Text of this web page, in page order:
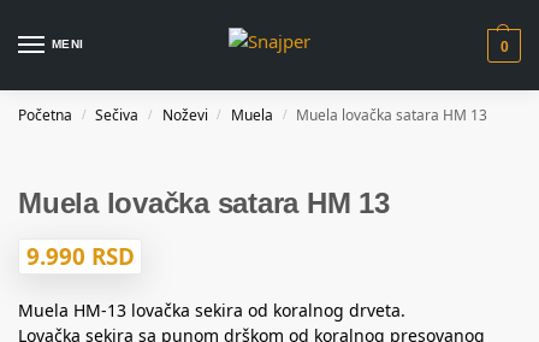
MENI 0
Početna / Sečiva / Noževi / Muela / Muela lovačka satara HM 13
Muela lovačka satara HM 13
9.990 RSD
Muela HM-13 lovačka sekira od koralnog drveta.
Lovačka sekira sa punom drškom od koralnog presovanog